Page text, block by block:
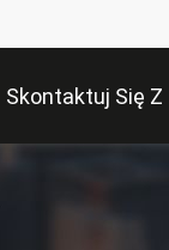
Skontaktuj Się Z